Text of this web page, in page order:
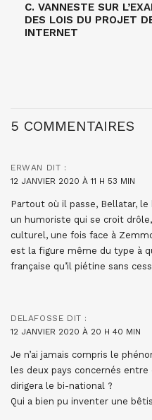
C. VANNESTE SUR
DES LOIS DU PROJET
INTERNET
5 COMMENTAIRES
ERWAN DIT :
12 JANVIER 2020 À 11 H 53 MIN
Partout où il passe, Bellatar,
un humoriste qui se croit
culturel, une fois face à
est la figure même du type à
française qu’il piétine sans
DELAFOSSE DIT :
12 JANVIER 2020 À 20 H 40 MIN
Je n’ai jamais compris le
les deux pays concernés
dirigera le bi-national ?
Qui a bien pu inventer une